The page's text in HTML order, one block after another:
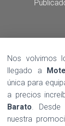
Nos volvimos
llegado a
única para
a precios
Barato. Desde
nuestra